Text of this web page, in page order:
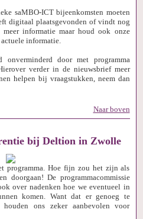
saMBO-ICT bijeenkomsten moeten
digitaal plaatsgevonden of vindt nog
informatie maar houd ook onze
informatie.
door met programma
verder in de nieuwsbrief meer
helpen bij vraagstukken, neem dan
Naar boven
bij Deltion in Zwolle
programma. Hoe fijn zou het zijn als
doorgaan! De programmacommissie
over nadenken hoe we eventueel in
komen. Want dat er genoeg te
ons zeker aanbevolen voor